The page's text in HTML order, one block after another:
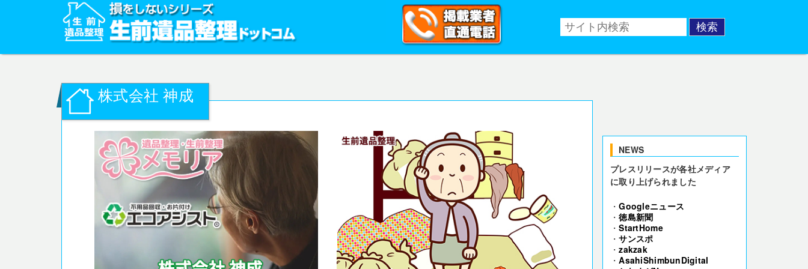
株式会社 神成
NEWS
プレスリリースが各社メディア
に取り上げられました
・Googleニュース
・徳島新聞
・StartHome
・サンスポ
・zakzak
・AsahiShimbunDigital